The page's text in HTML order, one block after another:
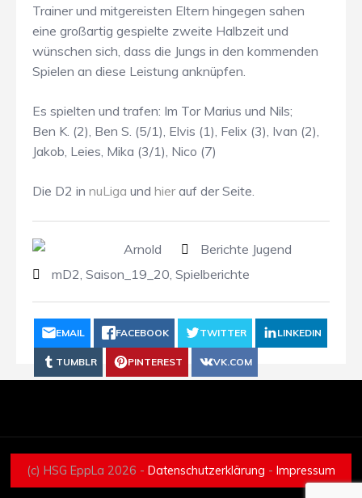
Trainer und mitgereisten Eltern hingegen sahen
eine großartig gespielte zweite Halbzeit und
wünschen sich, dass die Jungs in den kommenden
Spielen an diese Leistung anknüpfen.
Es spielten und trafen: Im Tor Marius und Nils;
Ben K. (2), Ben S. (5/1), Elvis (1), Felix (3), Ivan (2),
Jakob, Leies, Mika (3/1), Nico (7)
Die D2 in nuLiga und hierauf der Seite.
Arnold
Berichte Jugend
mD2 Saison_19_20 Spielberichte
EMAIL FACEBOOK TWITTER LINKEDIN
TUMBLR PINTEREST VK.COM
(c) HSG EppLa 2026 - Datenschutzerklärung - Impressum